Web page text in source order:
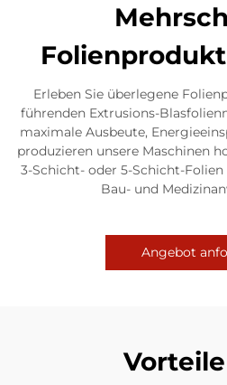
Erleben Sie überlegene
führenden Extrusions-
maximale Ausbeute,
produzieren unsere Maschinen
3-Schicht- oder 5-Schicht-
Bau- und
Angebot